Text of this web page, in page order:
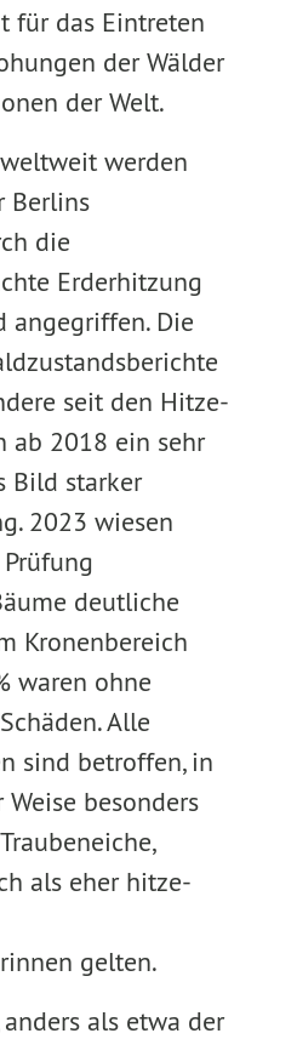
für das Eintreten
der Wälder
der Welt.
werden
Berlins
die
Erderhitzung
angegriffen. Die
seit den Hitze-
ab 2018 ein sehr
Bild starker
2023 wiesen
deutliche
Kronenbereich
waren ohne
Alle
sind betroffen, in
besonders
als eher hitze-
gelten.
als etwa der